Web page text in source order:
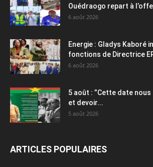
Ouédraogo repart à
6 août 2026
Energie : Gladys Kaboré
fonctions de Directrice
6 août 2026
5 août : ”Cette date
et devoir...
5 août 2026
ARTICLES POPULAIRES